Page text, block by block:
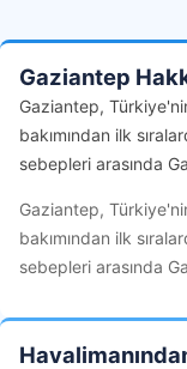
Gaziantep
Gaziantep,
bakımından ilk
sebepleri arasında
Gaziantep,
bakımından ilk
sebepleri arasında